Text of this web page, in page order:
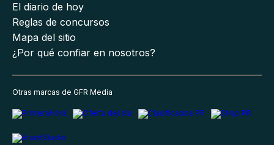
El diario de hoy
Reglas de concursos
Mapa del sitio
¿Por qué confiar en nosotros?
Otras marcas de GFR Media